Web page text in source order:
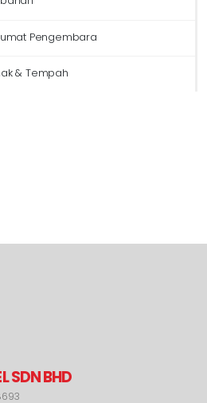
Pengembara
& Tempah
SDN BHD